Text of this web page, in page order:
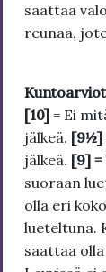
saattaa
reunaa,
[10] = Ei
jälkeä. [9½]
jälkeä. [9] =
suoraan
olla eri
lueteltuna.
saattaa